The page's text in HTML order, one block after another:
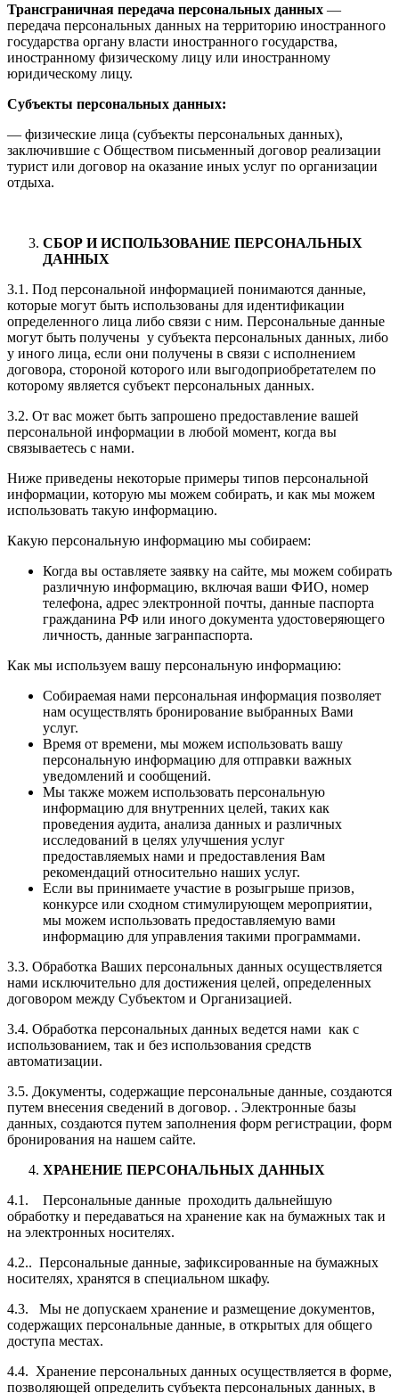
Трансграничная передача персональных данных —
передача персональных данных на территорию иностранного
государства органу власти иностранного государства,
иностранному физическому лицу или иностранному
юридическому лицу.
Субъекты персональных данных:
— физические лица (субъекты персональных данных),
заключившие с Обществом письменный договор реализации
турист или договор на оказание иных услуг по организации
отдыха.
СБОР И ИСПОЛЬЗОВАНИЕ ПЕРСОНАЛЬНЫХ
ДАННЫХ
3.1. Под персональной информацией понимаются данные,
которые могут быть использованы для идентификации
определенного лица либо связи с ним. Персональные данные
могут быть получены у субъекта персональных данных, либо
у иного лица, если они получены в связи с исполнением
договора, стороной которого или выгодоприобретателем по
которому является субъект персональных данных.
3.2. От вас может быть запрошено предоставление вашей
персональной информации в любой момент, когда вы
связываетесь с нами.
Ниже приведены некоторые примеры типов персональной
информации, которую мы можем собирать, и как мы можем
использовать такую информацию.
Какую персональную информацию мы собираем:
Когда вы оставляете заявку на сайте, мы можем собирать
различную информацию, включая ваши ФИО, номер
телефона, адрес электронной почты, данные паспорта
гражданина РФ или иного документа удостоверяющего
личность, данные загранпаспорта.
Как мы используем вашу персональную информацию:
Собираемая нами персональная информация позволяет
нам осуществлять бронирование выбранных Вами
услуг.
Время от времени, мы можем использовать вашу
персональную информацию для отправки важных
уведомлений и сообщений.
Мы также можем использовать персональную
информацию для внутренних целей, таких как
проведения аудита, анализа данных и различных
исследований в целях улучшения услуг
предоставляемых нами и предоставления Вам
рекомендаций относительно наших услуг.
Если вы принимаете участие в розыгрыше призов,
конкурсе или сходном стимулирующем мероприятии,
мы можем использовать предоставляемую вами
информацию для управления такими программами.
3.3. Обработка Ваших персональных данных осуществляется
нами исключительно для достижения целей, определенных
договором между Субъектом и Организацией.
3.4. Обработка персональных данных ведется нами как с
использованием, так и без использования средств
автоматизации.
3.5. Документы, содержащие персональные данные, создаются
путем внесения сведений в договор. . Электронные базы
данных, создаются путем заполнения форм регистрации, форм
бронирования на нашем сайте.
ХРАНЕНИЕ ПЕРСОНАЛЬНЫХ ДАННЫХ
4.1. Персональные данные проходить дальнейшую
обработку и передаваться на хранение как на бумажных так и
на электронных носителях.
4.2.. Персональные данные, зафиксированные на бумажных
носителях, хранятся в специальном шкафу.
4.3. Мы не допускаем хранение и размещение документов,
содержащих персональные данные, в открытых для общего
доступа местах.
4.4. Хранение персональных данных осуществляется в форме,
позволяющей определить субъекта персональных данных, в